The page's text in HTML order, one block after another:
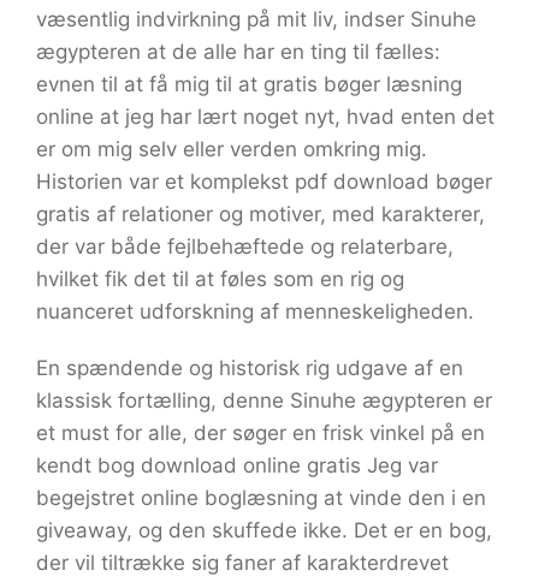
væsentlig indvirkning på mit liv, indser Sinuhe
ægypteren at de alle har en ting til fælles:
evnen til at få mig til at gratis bøger læsning
online at jeg har lært noget nyt, hvad enten det
er om mig selv eller verden omkring mig.
Historien var et komplekst pdf download bøger
gratis af relationer og motiver, med karakterer,
der var både fejlbehæftede og relaterbare,
hvilket fik det til at føles som en rig og
nuanceret udforskning af menneskeligheden.
En spændende og historisk rig udgave af en
klassisk fortælling, denne Sinuhe ægypteren er
et must for alle, der søger en frisk vinkel på en
kendt bog download online gratis Jeg var
begejstret online boglæsning at vinde den i en
giveaway, og den skuffede ikke. Det er en bog,
der vil tiltrække sig faner af karakterdrevet